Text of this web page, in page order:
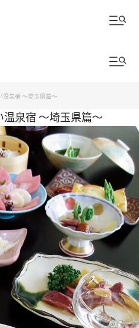
温泉宿 ～埼玉県篇～
47都道府県 ひとりにいい温泉宿 ～埼玉県篇～